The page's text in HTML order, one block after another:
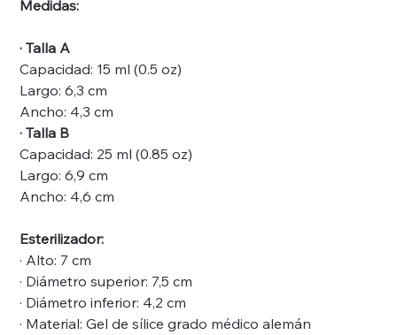
Medidas:
· Talla A
Capacidad: 15 ml (0.5 oz)
Largo: 6,3 cm
Ancho: 4,3 cm
· Talla B
Capacidad: 25 ml (0.85 oz)
Largo: 6,9 cm
Ancho: 4,6 cm
Esterilizador:
· Alto: 7 cm
· Diámetro superior: 7,5 cm
· Diámetro inferior: 4,2 cm
· Material: Gel de sílice grado médico alemán